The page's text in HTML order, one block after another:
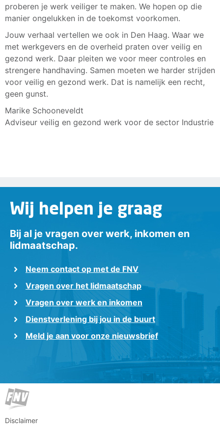
proberen je werk veiliger te maken. We hopen op die
manier ongelukken in de toekomst voorkomen.
Jouw verhaal vertellen we ook in Den Haag. Waar we
met werkgevers en de overheid praten over veilig en
gezond werk. Daar pleiten we voor meer controles en
strengere handhaving. Samen moeten we harder strijden
voor veilig en gezond werk. Dat is namelijk een recht,
geen gunst.
Marike Schooneveldt
Adviseur veilig en gezond werk voor de sector Industrie
Wij helpen je graag
Bij al je vragen over werk, inkomen en
lidmaatschap.
Neem contact op met de FNV
Vragen over het lidmaatschap
Vragen over werk en inkomen
Dienstverlening bij jou in de buurt
Meld je aan voor onze nieuwsbrief
Disclaimer